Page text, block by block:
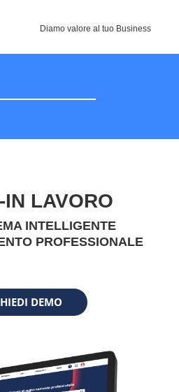
Diamo valore al tuo Business
LAVORO
INTELLIGENTE
PROFESSIONALE
DEMO